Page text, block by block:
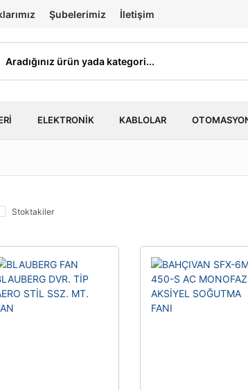
Şubelerimiz İletişim
ELEKTRONIK KABLOLAR
Stoktakiler